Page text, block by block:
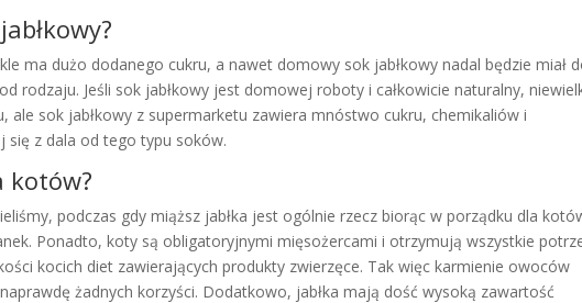
ma dużo dodanego cukru, a nawet domowy sok jabłkowy nadal będzie miał
rodzaju. Jeśli sok jabłkowy jest domowej roboty i całkowicie naturalny,
ale sok jabłkowy z supermarketu zawiera mnóstwo cukru, chemikaliów i
się z dala od tego typu soków.
kotów?
podczas gdy miąższ jabłka jest ogólnie rzecz biorąc w porządku dla
Ponadto, koty są obligatoryjnymi mięsożercami i otrzymują wszystkie
kocich diet zawierających produkty zwierzęce. Tak więc karmienie owoców
żadnych korzyści. Dodatkowo, jabłka mają dość wysoką zawartość